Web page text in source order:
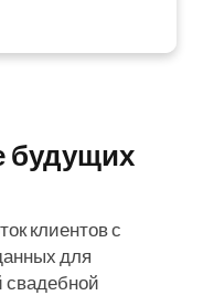
будущих
клиентов с
для
свадебной